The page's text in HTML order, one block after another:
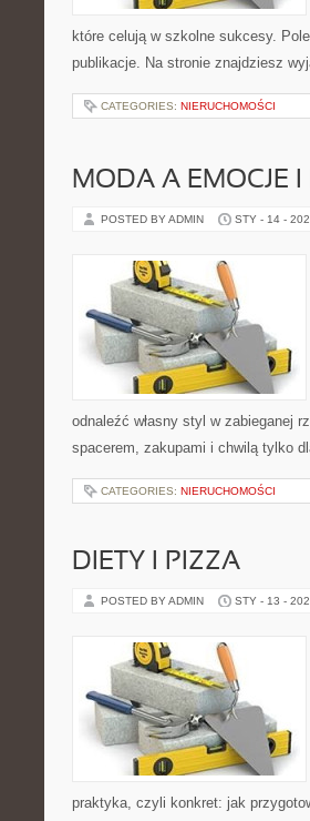
które celują w szkolne sukcesy.
publikacje. Na stronie znajdziesz
CATEGORIES: NIERUCHOMOŚCI
MODA A EMOCJE
POSTED BY ADMIN STY - 14 -
odnaleźć własny styl w zabieganej
spacerem, zakupami i chwilą tylko
CATEGORIES: NIERUCHOMOŚCI
DIETY I PIZZA
POSTED BY ADMIN STY - 13 -
praktyka, czyli konkret: jak